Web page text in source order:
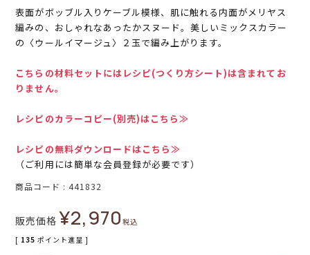
表面がボッブル入りケーブル模様、肌に触れる内面がメリヤス
編みの、おしゃれなあったかスヌード。美しいミックスカラー
の〈ウールイマージュ〉２玉で編み上がります。
こちらの材料セットにはレシピ(つくり方シート)は含まれてお
りません。
レシピのカラーコピー(別売)はこちら≫
レシピの無料ダウンロードはこちら≫
（ご利用には簡単な会員登録が必要です）
商品コード 441832
販売価格 ¥2,970税込
[ 135 ポイント進呈 ]